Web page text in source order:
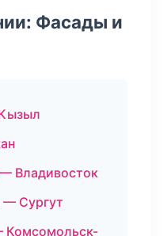
Фасады и
Владивосток
Сургут